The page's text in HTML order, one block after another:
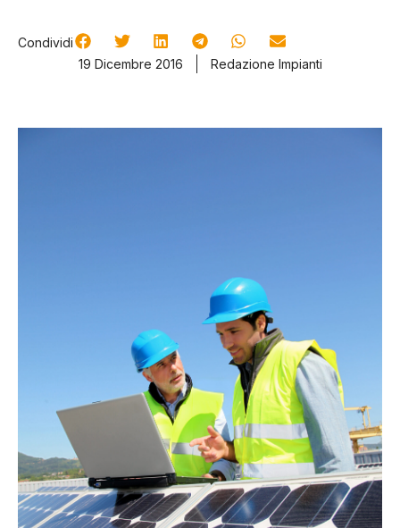
Condividi
19 Dicembre 2016
Redazione Impianti